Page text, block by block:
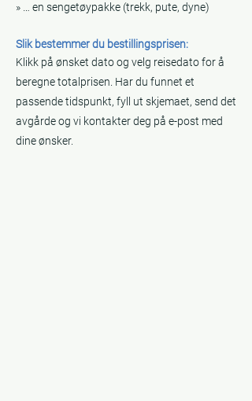
» … en sengetøypakke (trekk, pute, dyne)
Slik bestemmer du bestillingsprisen:
Klikk på ønsket dato og velg reisedato for å
beregne totalprisen. Har du funnet et
passende tidspunkt, fyll ut skjemaet, send det
avgårde og vi kontakter deg på e-post med
dine ønsker.